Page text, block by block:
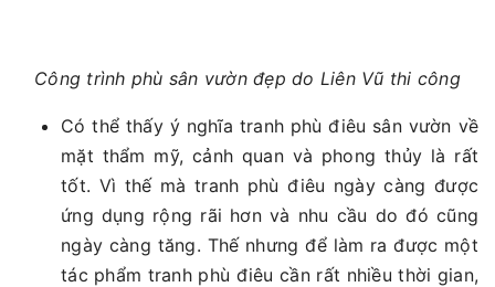
Công trình phù sân vườn đẹp do Liên Vũ thi công
Có thể thấy ý nghĩa tranh phù điêu sân vườn về
mặt thẩm mỹ, cảnh quan và phong thủy là rất
tốt. Vì thế mà tranh phù điêu ngày càng được
ứng dụng rộng rãi hơn và nhu cầu do đó cũng
ngày càng tăng. Thế nhưng để làm ra được một
tác phẩm tranh phù điêu cần rất nhiều thời gian,